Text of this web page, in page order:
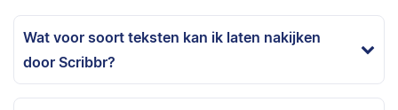
Wat voor soort teksten kan ik laten nakijken
door Scribbr?